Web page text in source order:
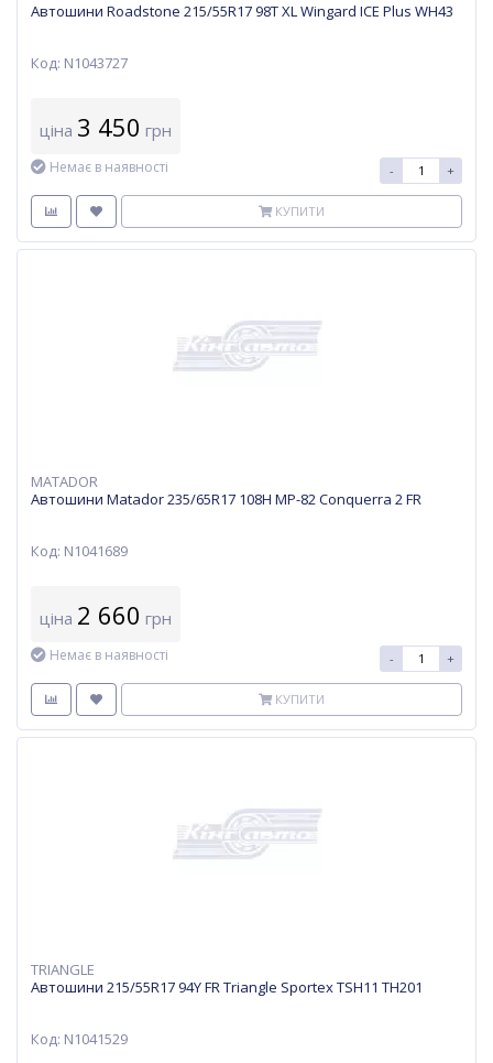
Автошини Roadstone 215/55R17 98T XL Wingard ICE Plus WH43
Код: N1043727
ціна 3 450 грн
Немає в наявності - +
КУПИТИ
MATADOR
Автошини Matador 235/65R17 108H MP-82 Conquerra 2 FR
Код: N1041689
ціна 2 660 грн
Немає в наявності - +
КУПИТИ
TRIANGLE
Автошини 215/55R17 94Y FR Triangle Sportex TSH11 TH201
Код: N1041529